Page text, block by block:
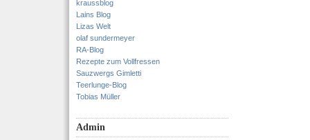
kraussblog
Lains Blog
Lizas Welt
olaf sundermeyer
RA-Blog
Rezepte zum Vollfressen
Sauzwergs Gimletti
Teerlunge-Blog
Tobias Müller
Admin